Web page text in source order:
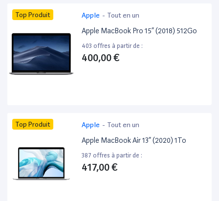
Top Produit Apple - Tout en un
Apple MacBook Pro 15” (2018) 512Go
403 offres à partir de :
400,00 €
Top Produit Apple - Tout en un
Apple MacBook Air 13” (2020) 1To
387 offres à partir de :
417,00 €